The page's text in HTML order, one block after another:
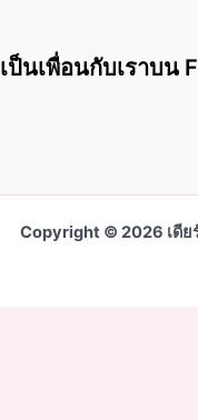
เป็นเพื่อนกับเราบน
Copyright © 2026 เดี